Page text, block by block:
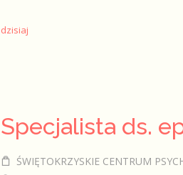
dzisiaj
ŚWIĘTOKRZYSKIE CENTRUM